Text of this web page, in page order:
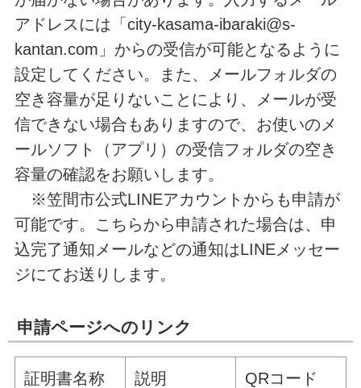
アドレスには「city-kasama-ibaraki@s-
kantan.com」からの受信が可能となるように
設定してください。また、メールフォルダの
空き容量が足りないことにより、メールが受
信できない場合もありますので、お使いのメ
ールソフト（アプリ）の受信フォルダの空き
容量の確認をお願いします。
※笠間市公式LINEアカウントからも申請が
可能です。こちらから申請された場合は、申
込完了通知メールなどの通知はLINEメッセー
ジにてお送りします。
申請ページへのリンク
証明書名称 説明 QRコード